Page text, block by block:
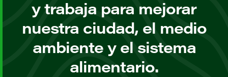
y trabaja para mejorar
nuestra ciudad, el medio
ambiente y el sistema
alimentario.